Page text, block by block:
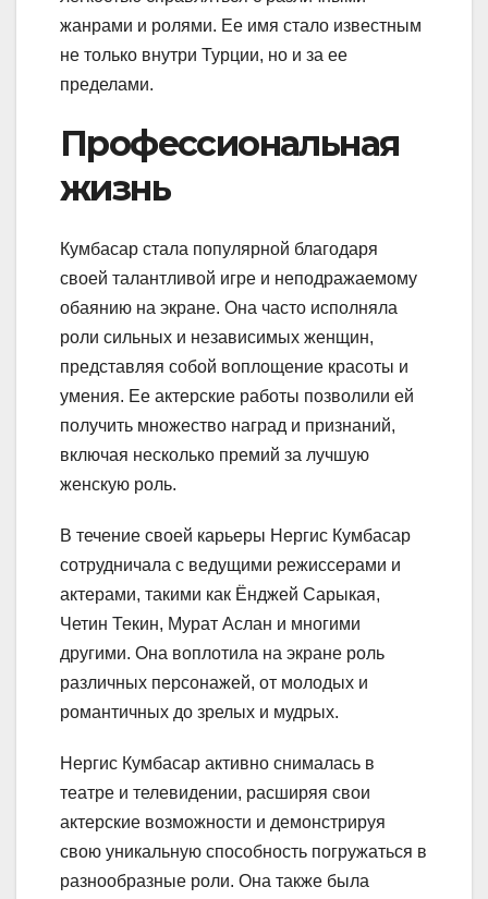
жанрами и ролями. Ее имя стало известным
не только внутри Турции, но и за ее
пределами.
Профессиональная
жизнь
Кумбасар стала популярной благодаря
своей талантливой игре и неподражаемому
обаянию на экране. Она часто исполняла
роли сильных и независимых женщин,
представляя собой воплощение красоты и
умения. Ее актерские работы позволили ей
получить множество наград и признаний,
включая несколько премий за лучшую
женскую роль.
В течение своей карьеры Нергис Кумбасар
сотрудничала с ведущими режиссерами и
актерами, такими как Ёнджей Сарыкая,
Четин Текин, Мурат Аслан и многими
другими. Она воплотила на экране роль
различных персонажей, от молодых и
романтичных до зрелых и мудрых.
Нергис Кумбасар активно снималась в
театре и телевидении, расширяя свои
актерские возможности и демонстрируя
свою уникальную способность погружаться в
разнообразные роли. Она также была